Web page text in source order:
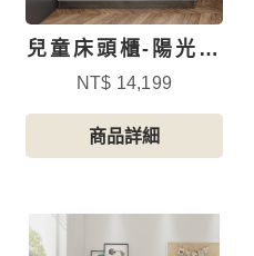
兒童床頭櫃-陽光跳
色風-3
NT$ 14,199
商品詳細